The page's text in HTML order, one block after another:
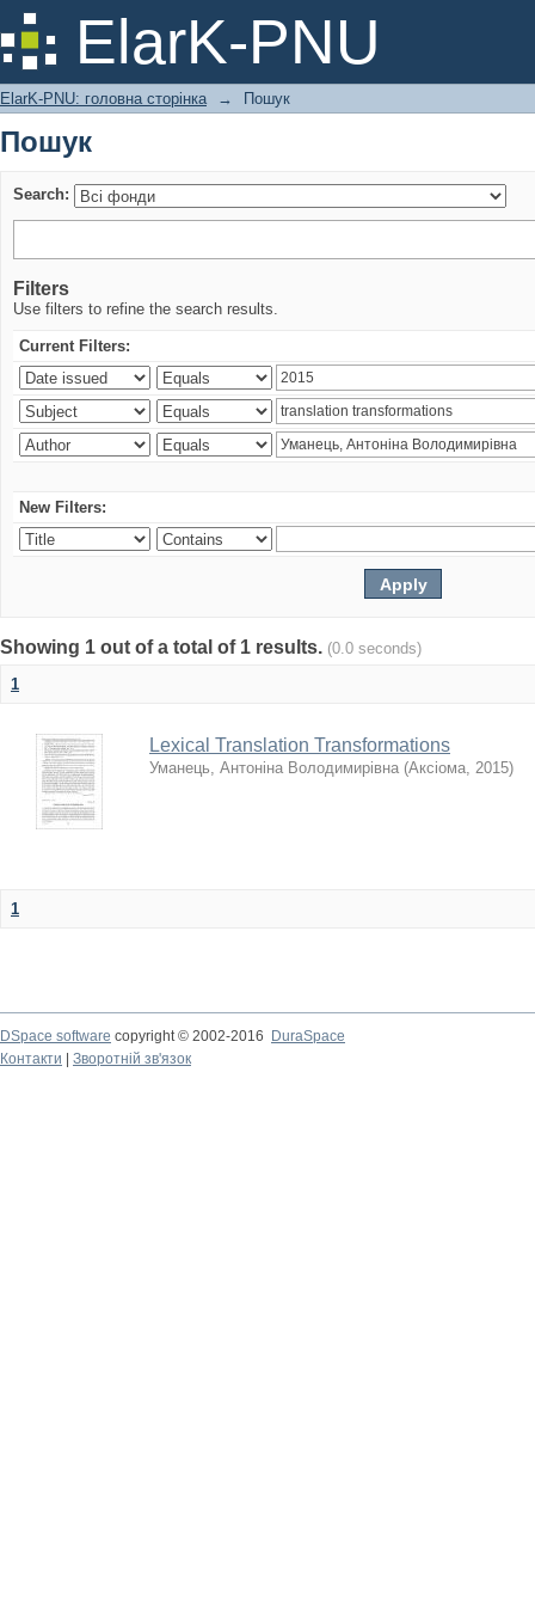
ElarK-PNU
Пошук
ElarK-PNU: головна сторінка → Пошук
Пошук
Search:
Filters
Use filters to refine the search results.
Current Filters:
New Filters:
Showing 1 out of a total of 1 results. (0.0 seconds)
1
Lexical Translation Transformations
Уманець, Антоніна Володимирівна (Аксіома, 2015)
1
DSpace software copyright © 2002-2016
DuraSpace
Контакти
Зворотній зв'язок